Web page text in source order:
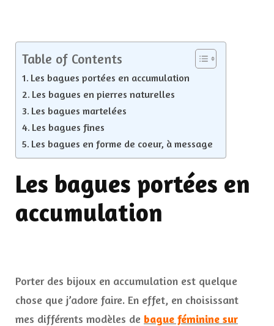
Table of Contents
Les bagues portées en accumulation
Les bagues en pierres naturelles
Les bagues martelées
Les bagues fines
Les bagues en forme de coeur, à message
Les bagues portées en
accumulation
Porter des bijoux en accumulation est quelque
chose que j’adore faire. En effet, en choisissant
mes différents modèles de bague féminine sur